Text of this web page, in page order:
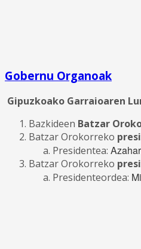
Gobernu Organoak
Gipuzkoako Garraioaren
Bazkideen Batzar
Batzar Orokorreko
Presidentea:
Batzar Orokorreko
Presidenteordea: